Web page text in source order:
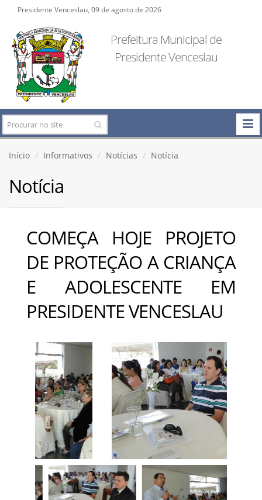
Presidente Venceslau, 09 de agosto de 2026
Prefeitura Municipal de
Presidente Venceslau
Início Informativos Notícias Notícia
Notícia
COMEÇA HOJE PROJETO
DE PROTEÇÃO A CRIANÇA
E ADOLESCENTE EM
PRESIDENTE VENCESLAU